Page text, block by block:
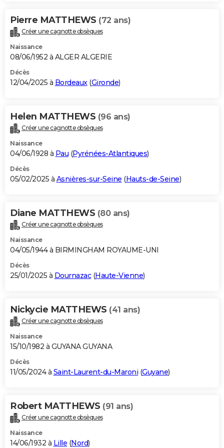
Pierre MATTHEWS (72 ans)
Créer une cagnotte obsèques
Naissance
08/06/1952 à ALGER ALGERIE
Décès
12/04/2025 à Bordeaux(Gironde)
Helen MATTHEWS (96 ans)
Créer une cagnotte obsèques
Naissance
04/06/1928 à Pau (Pyrénées-Atlantiques)
Décès
05/02/2025 à Asnières-sur-Seine (Hauts-de-Seine)
Diane MATTHEWS (80 ans)
Créer une cagnotte obsèques
Naissance
04/05/1944 à BIRMINGHAM ROYAUME-UNI
Décès
25/01/2025 à Dournazac(Haute-Vienne)
Nickycie MATTHEWS (41 ans)
Créer une cagnotte obsèques
Naissance
15/10/1982 à GUYANA GUYANA
Décès
11/05/2024 à Saint-Laurent-du-Maroni (Guyane)
Robert MATTHEWS (91 ans)
Créer une cagnotte obsèques
Naissance
14/06/1932 à Lille (Nord)